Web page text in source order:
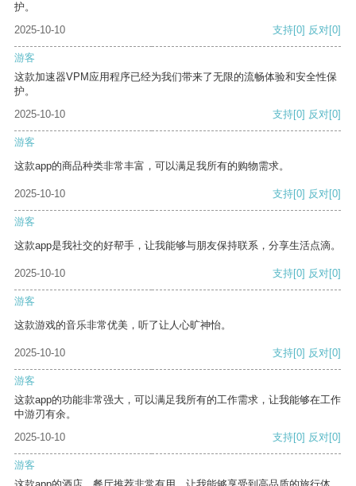
护。
2025-10-10
支持[0] 反对[0]
游客
这款加速器VPM应用程序已经为我们带来了无限的流畅体验和安全性保
护。
2025-10-10
支持[0] 反对[0]
游客
这款app的商品种类非常丰富，可以满足我所有的购物需求。
2025-10-10 支持[0] 反对[0]
游客
这款app是我社交的好帮手，让我能够与朋友保持联系，分享生活点滴。
2025-10-10 支持[0] 反对[0]
游客
这款游戏的音乐非常优美，听了让人心旷神怡。
2025-10-10 支持[0] 反对[0]
游客
这款app的功能非常强大，可以满足我所有的工作需求，让我能够在工作
中游刃有余。
2025-10-10
支持[0] 反对[0]
游客